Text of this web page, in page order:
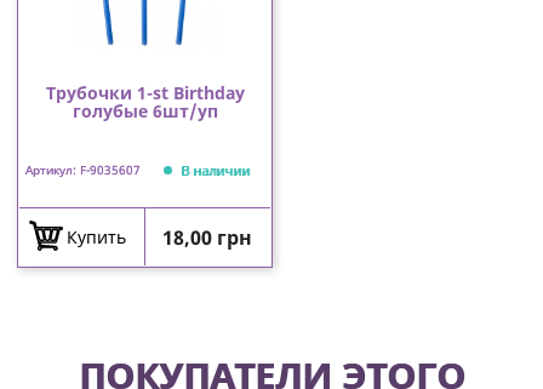
Трубочки 1-st Birthday
голубые 6шт/уп
Артикул: F-9035607 В наличии
Купить Цена
18,00 грн
ПОКУПАТЕЛИ ЭТОГО